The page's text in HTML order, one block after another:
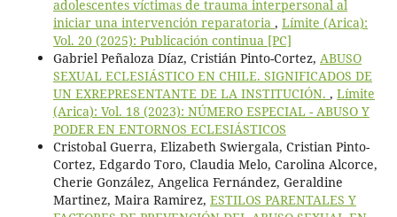
adolescentes víctimas de trauma interpersonal al
iniciar una intervención reparatoria , Límite (Arica):
Vol. 20 (2025): Publicación continua [PC]
Gabriel Peñaloza Díaz, Cristián Pinto-Cortez, ABUSO
SEXUAL ECLESIÁSTICO EN CHILE. SIGNIFICADOS DE
UN EXREPRESENTANTE DE LA INSTITUCIÓN. , Límite
(Arica): Vol. 18 (2023): NÚMERO ESPECIAL - ABUSO Y
PODER EN ENTORNOS ECLESIÁSTICOS
Cristobal Guerra, Elizabeth Swiergala, Cristian Pinto-
Cortez, Edgardo Toro, Claudia Melo, Carolina Alcorce,
Cherie González, Angelica Fernández, Geraldine
Martinez, Maira Ramirez, ESTILOS PARENTALES Y